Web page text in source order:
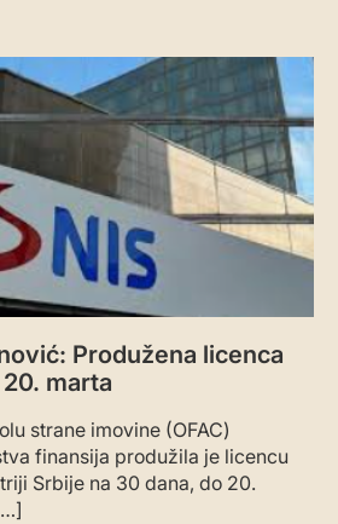
Produžena licenca
marta
strane imovine (OFAC)
finansija produžila je licencu
Srbije na 30 dana, do 20.